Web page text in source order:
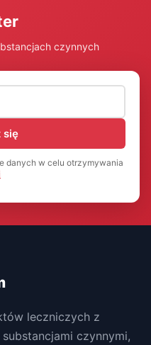
czynnych
się
danych w celu otrzymywania
leczniczych z
czynnymi,